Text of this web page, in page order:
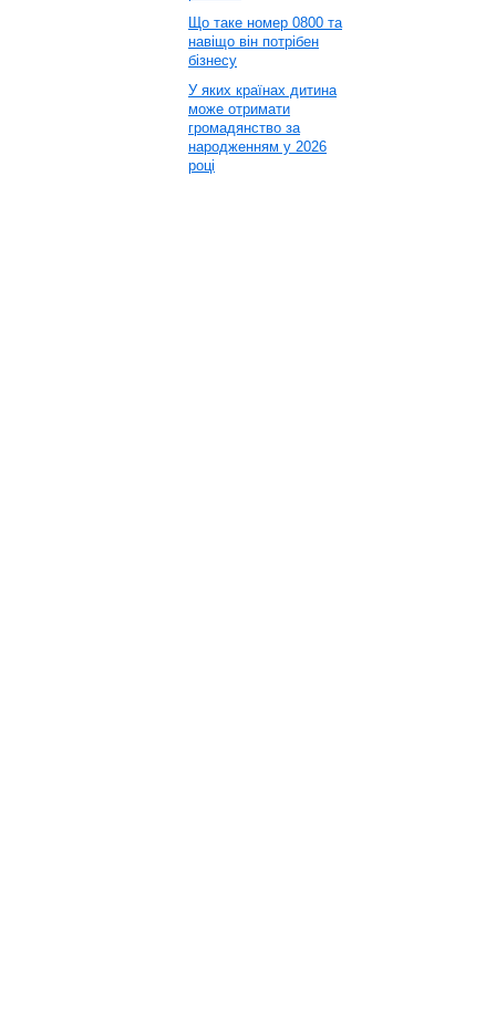
Що таке номер 0800 та
навіщо він потрібен
бізнесу
У яких країнах дитина
може отримати
громадянство за
народженням у 2026
році